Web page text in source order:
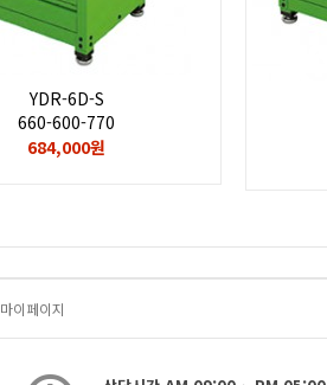
YDR-6D-S
660-600-770
684,000원
마이페이지